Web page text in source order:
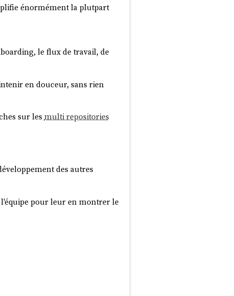
énormément la plutpart
le flux de travail, de
en douceur, sans rien
sur lesmulti repositories
des autres
pour leur en montrer le